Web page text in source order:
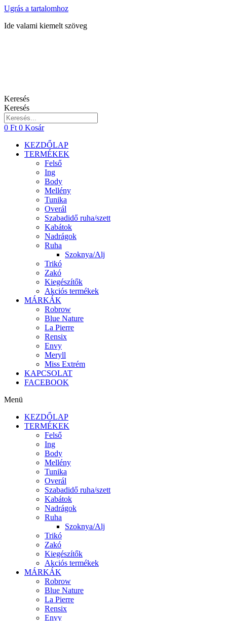
Ugrás a tartalomhoz
Ide valami kiemelt szöveg
Keresés
Keresés
0 Ft 0 Kosár
KEZDŐLAP
TERMÉKEK
Felső
Ing
Body
Mellény
Tunika
Overál
Szabadidő ruha/szett
Kabátok
Nadrágok
Ruha
Szoknya/Alj
Trikó
Zakó
Kiegészítők
Akciós termékek
MÁRKÁK
Robrow
Blue Nature
La Pierre
Rensix
Envy
Meryll
Miss Extrém
KAPCSOLAT
FACEBOOK
Menü
KEZDŐLAP
TERMÉKEK
Felső
Ing
Body
Mellény
Tunika
Overál
Szabadidő ruha/szett
Kabátok
Nadrágok
Ruha
Szoknya/Alj
Trikó
Zakó
Kiegészítők
Akciós termékek
MÁRKÁK
Robrow
Blue Nature
La Pierre
Rensix
Envy